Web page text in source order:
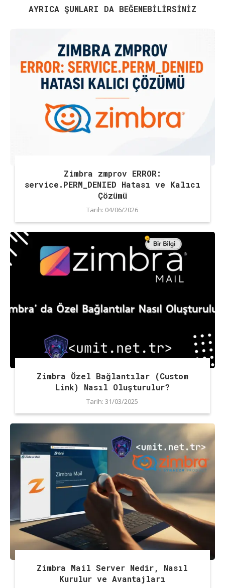
AYRICA ŞUNLARI DA BEĞENEBILIRSINIZ
Zimbra zmprov ERROR:
service.PERM_DENIED Hatası ve Kalıcı
Çözümü
Tarih: 04/06/2026
Zimbra Özel Bağlantılar (Custom
Link) Nasıl Oluşturulur?
Tarih: 31/03/2025
Zimbra Mail Server Nedir, Nasıl
Kurulur ve Avantajları